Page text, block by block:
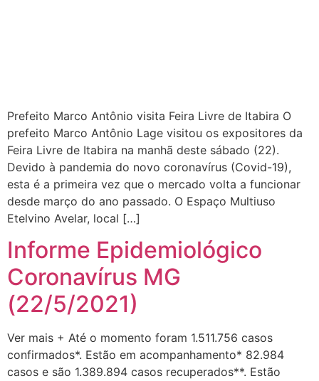
Prefeito Marco Antônio visita Feira Livre de Itabira O
prefeito Marco Antônio Lage visitou os expositores da
Feira Livre de Itabira na manhã deste sábado (22).
Devido à pandemia do novo coronavírus (Covid-19),
esta é a primeira vez que o mercado volta a funcionar
desde março do ano passado. O Espaço Multiuso
Etelvino Avelar, local […]
Informe Epidemiológico
Coronavírus MG
(22/5/2021)
Ver mais + Até o momento foram 1.511.756 casos
confirmados*. Estão em acompanhamento* 82.984
casos e são 1.389.894 casos recuperados**. Estão